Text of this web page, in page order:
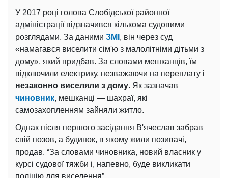
У 2017 році голова Слобідської районної
адміністрації відзначився кількома судовими
розглядами. За даними ЗМІ , він через суд
«намагався виселити сім'ю з малолітніми дітьми з
дому», який придбав. За словами мешканців, їм
відключили електрику, незважаючи на переплату і
незаконно виселяли з дому. Як зазначав
чиновник, мешканці — шахраї, які
самозахопленням зайняли житло.
Однак після першого засідання В'ячеслав забрав
свій позов, а будинок, в якому жили позивачі,
продав. “За словами чиновника, новий власник у
курсі судової тяжби і, напевно, буде викликати
поліцію для виселення”.